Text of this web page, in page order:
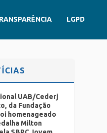
LGPD
UAB/Cederj
da Fundação
homenageado
Milton